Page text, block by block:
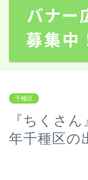
千種区
『ちくさ
年千種区の